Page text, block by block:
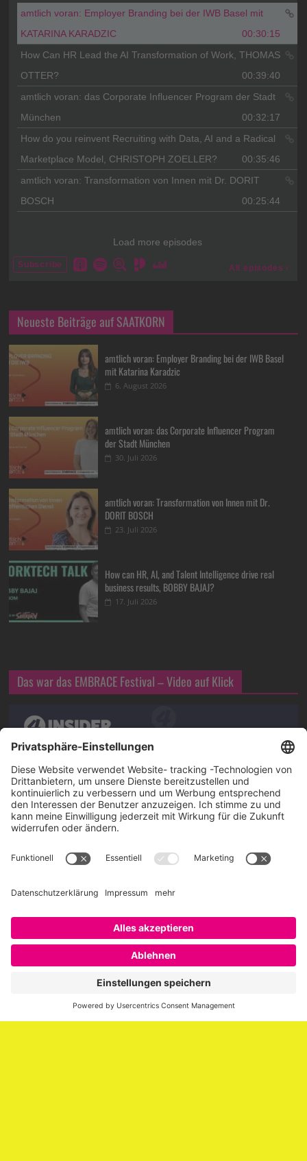
Neueste Beiträge auf SAATKORN
amtlich voran: Employer Branding bei der IWB Basel
mit Katarina Karadzic
6. August 2026
amtlich voran: das Corporate Influencer Program
der Stadt München
30. Juli 2026
amtlich voran: Transformation von Innen mit Dr.
DORIT BOSCH
23. Juli 2026
How can HR, AI, and Talent Intelligence drive real
business results, BOBBY BAJAJ?
17. Juli 2026
Das war das EMBRACE Festival – Video auf Klick
Über SAATKORN
SAATKORN ist der Blog von Gero Hesse. Seit 2009 schreibt
er über die Themen Employer Branding,